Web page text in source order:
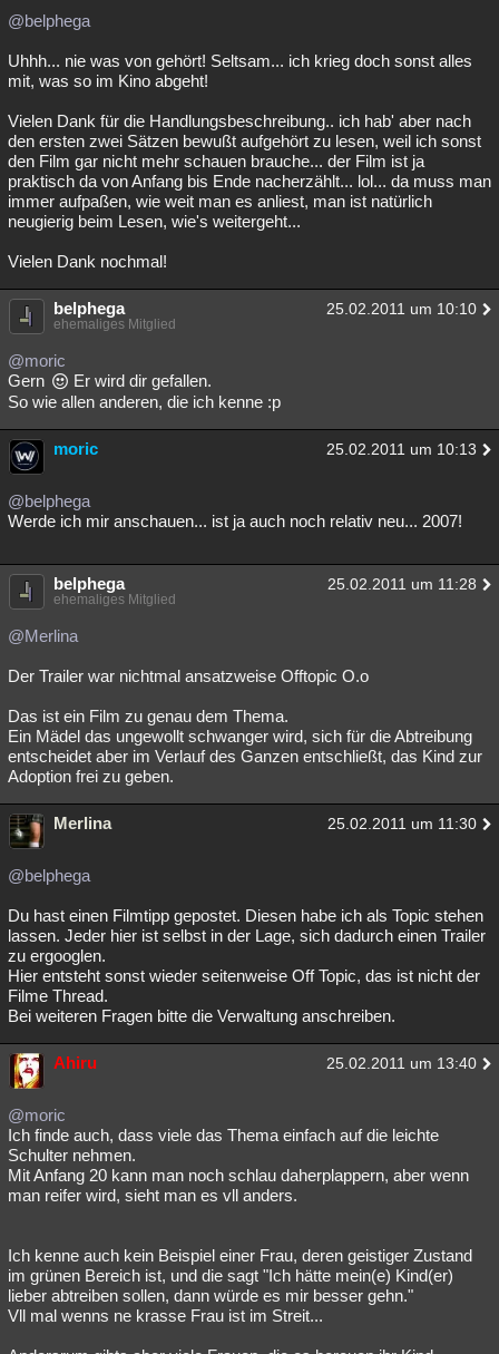
@belphega
Uhhh... nie was von gehört! Seltsam... ich krieg doch sonst alles
mit, was so im Kino abgeht!
Vielen Dank für die Handlungsbeschreibung.. ich hab' aber nach
den ersten zwei Sätzen bewußt aufgehört zu lesen, weil ich sonst
den Film gar nicht mehr schauen brauche... der Film ist ja
praktisch da von Anfang bis Ende nacherzählt... lol... da muss man
immer aufpaßen, wie weit man es anliest, man ist natürlich
neugierig beim Lesen, wie's weitergeht...
Vielen Dank nochmal!
belphega 25.02.2011 um 10:10
ehemaliges Mitglied
@moric
Gern
Er wird dir gefallen.
So wie allen anderen, die ich kenne :p
moric 25.02.2011 um 10:13
@belphega
Werde ich mir anschauen... ist ja auch noch relativ neu... 2007!
belphega 25.02.2011 um 11:28
ehemaliges Mitglied
@Merlina
Der Trailer war nichtmal ansatzweise Offtopic O.o
Das ist ein Film zu genau dem Thema.
Ein Mädel das ungewollt schwanger wird, sich für die Abtreibung
entscheidet aber im Verlauf des Ganzen entschließt, das Kind zur
Adoption frei zu geben.
Merlina 25.02.2011 um 11:30
@belphega
Du hast einen Filmtipp gepostet. Diesen habe ich als Topic stehen
lassen. Jeder hier ist selbst in der Lage, sich dadurch einen Trailer
zu ergooglen.
Hier entsteht sonst wieder seitenweise Off Topic, das ist nicht der
Filme Thread.
Bei weiteren Fragen bitte die Verwaltung anschreiben.
Ahiru 25.02.2011 um 13:40
@moric
Ich finde auch, dass viele das Thema einfach auf die leichte
Schulter nehmen.
Mit Anfang 20 kann man noch schlau daherplappern, aber wenn
man reifer wird, sieht man es vll anders.
Ich kenne auch kein Beispiel einer Frau, deren geistiger Zustand
im grünen Bereich ist, und die sagt "Ich hätte mein(e) Kind(er)
lieber abtreiben sollen, dann würde es mir besser gehn."
Vll mal wenns ne krasse Frau ist im Streit...